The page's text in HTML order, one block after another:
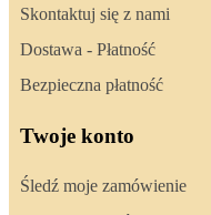
Skontaktuj się z nami
Dostawa - Płatność
Bezpieczna płatność
Twoje konto
Śledź moje zamówienie